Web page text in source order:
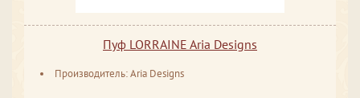
Пуф LORRAINE Aria Designs
Производитель: Aria Designs